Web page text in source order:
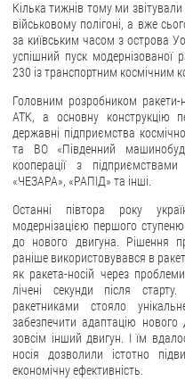
ПРЕСЦЕНТР
Новини
Drone Deals
Фотогалерея
Відеогалерея
ЗВЕРНЕННЯ ГРОМАДЯН
Звернення громадян
Електронне звернення
ДОСТУП ДО ПУБЛІЧНОЇ ІНФОРМАЦІЇ
Організація доступу до публічної
Запит на отримання публічної інформації
Облік публічної інформації
Кілька тижнів тому ми
військовому полігоні, а вже
за київським часом з острова
успішний пуск модернізованої
230 із транспортним космічним
Головним розробником ракети-
АТК, а основну конструкцію
державні підприємства
та ВО «Південний
кооперації з
«ЧЕЗАРА», «РАПІД» та інші.
Останні півтора року
модернізацією першого
до нового двигуна. Рішення
раніше використовувався в
як ракета-носій через
лічені секунди після
ракетниками стояло
забезпечити адаптацію нового
зовсім інший двигун. І їм
носія дозволили істотно
економічну ефективність.